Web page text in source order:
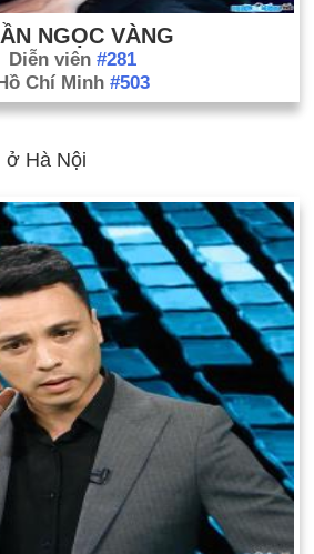
NGỌC VÀNG
Diễn viên #281
Hồ Chí Minh #503
ở Hà Nội